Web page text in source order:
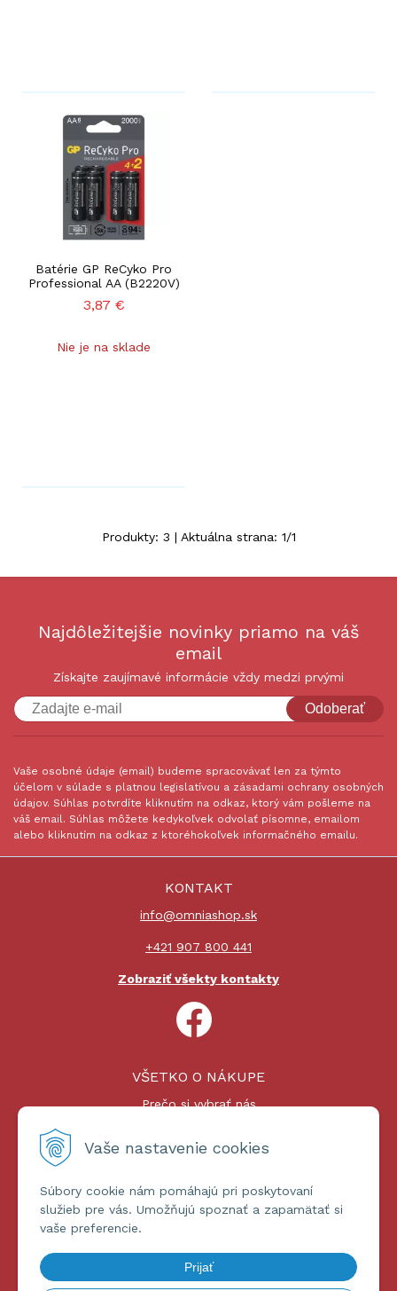
Vaše nastavenie cookies
Súbory cookie nám pomáhajú pri poskytovaní
služieb pre vás. Umožňujú spoznať a zapamätať si
vaše preferencie.
Prijať
Batérie GP ReCyko Pro
Professional AA (B2220V)
3,87 €
Nie je na sklade
Produkty: 3 | Aktuálna strana: 1/1
Najdôležitejšie novinky priamo na váš
email
Získajte zaujímavé informácie vždy medzi prvými
Odoberať
Vaše osobné údaje (email) budeme spracovávať len za týmto
účelom v súlade s platnou legislatívou a zásadami ochrany osobných
údajov. Súhlas potvrdíte kliknutím na odkaz, ktorý vám pošleme na
váš email. Súhlas môžete kedykoľvek odvolať písomne, emailom
alebo kliknutím na odkaz z ktoréhokoľvek informačného emailu.
KONTAKT
info@omniashop.sk
+421 907 800 441
Zobraziť všekty kontakty
VŠETKO O NÁKUPE
Prečo si vybrať nás
Platby a doprava
ĎALŠIE INFORMÁCIE
Obchodné podmienky
Ochrana osobných údajov